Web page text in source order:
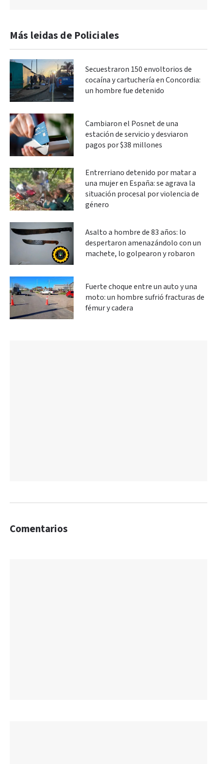
Más leidas de Policiales
Secuestraron 150 envoltorios de
cocaína y cartuchería en Concordia:
un hombre fue detenido
Cambiaron el Posnet de una
estación de servicio y desviaron
pagos por $38 millones
Entrerriano detenido por matar a
una mujer en España: se agrava la
situación procesal por violencia de
género
Asalto a hombre de 83 años: lo
despertaron amenazándolo con un
machete, lo golpearon y robaron
Fuerte choque entre un auto y una
moto: un hombre sufrió fracturas de
fémur y cadera
Comentarios